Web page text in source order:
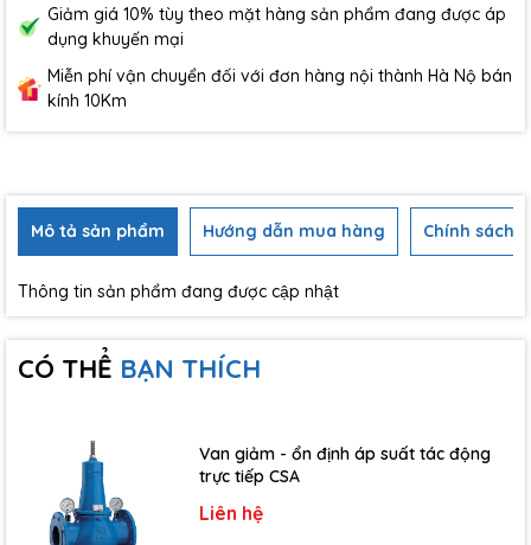
Giảm giá 10% tùy theo mặt hàng sản phẩm đang được áp
dụng khuyến mại
Miễn phí vận chuyển đối với đơn hàng nội thành Hà Nộ bán
kính 10Km
Mô tả sản phẩm Hướng dẫn mua hàng Chính sách
Thông tin sản phẩm đang được cập nhật
CÓ THỂ BẠN THÍCH
Van giảm - ổn định áp suất tác động
trực tiếp CSA
Liên hệ